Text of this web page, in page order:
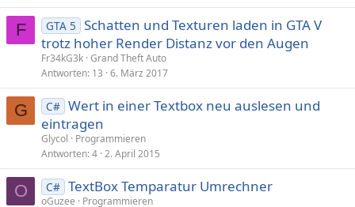
F GTA 5 Schatten und Texturen laden in GTA V
trotz hoher Render Distanz vor den Augen
Fr34kG3k Grand Theft Auto
Antworten 13 6. März 2017
G C# Wert in einer Textbox neu auslesen und
eintragen
Glycol
Programmieren
Antworten 4 2. April 2015
O C# TextBox Temparatur Umrechner
oGuzee
Programmieren